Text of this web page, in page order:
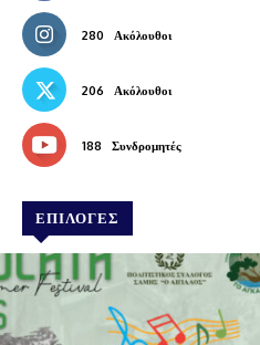
280 Ακόλουθοι
206 Ακόλουθοι
188 Συνδρομητές
ΕΠΙΛΟΓΕΣ